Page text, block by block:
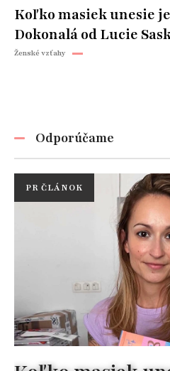
Koľko masiek unesie
Dokonalá od Lucie
Ženské vzťahy
Odporúčame
PR ČLÁNOK